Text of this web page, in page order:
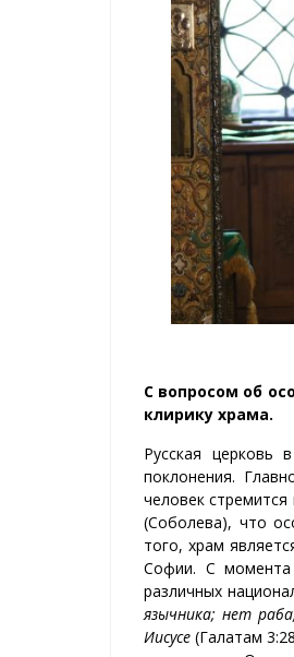
С вопросом об
клирику храма.
Русская церковь
поклонения.
человек
(Соболева), что
того, храм
Софии. С момента
различных
язычника; нет
Иисусе (Галатам